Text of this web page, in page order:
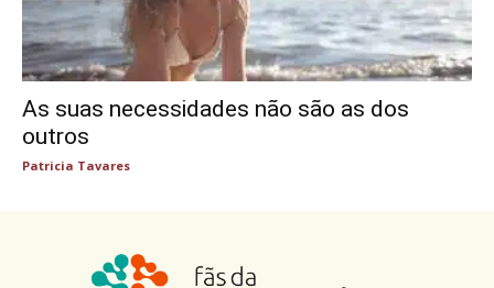
As suas necessidades não são as dos
outros
Patricia Tavares